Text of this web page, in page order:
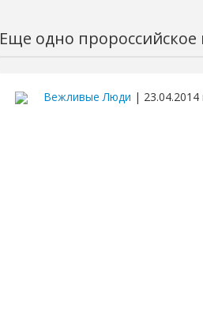
Еще одно пророссийское
Вежливые Люди | 23.04.2014